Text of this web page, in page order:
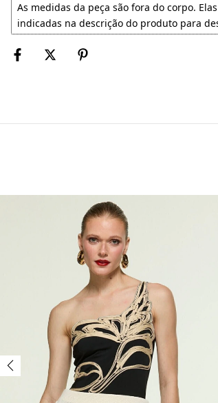
As medidas da peça são fora do corpo.
indicadas na descrição do produto para